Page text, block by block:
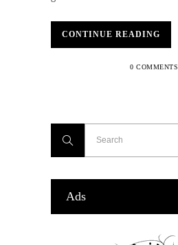
CONTINUE READING
0 COMMENTS
Ads